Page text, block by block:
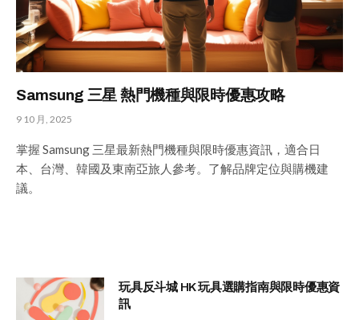
Samsung 三星 熱門機種與限時優惠攻略
9 10 月, 2025
掌握 Samsung 三星最新熱門機種與限時優惠資訊，適合日
本、台灣、韓國及東南亞旅人參考。了解品牌定位與購機建
議。
玩具反斗城 HK 玩具選購指南與限時優惠資
訊